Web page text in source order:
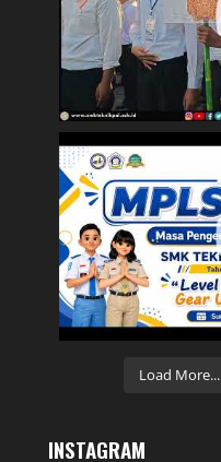
Load More...
INSTAGRAM